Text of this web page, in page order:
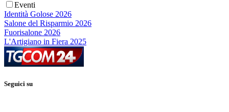
Eventi
Identità Golose 2026
Salone del Risparmio 2026
Fuorisalone 2026
L'Artigiano in Fiera 2025
Seguici su